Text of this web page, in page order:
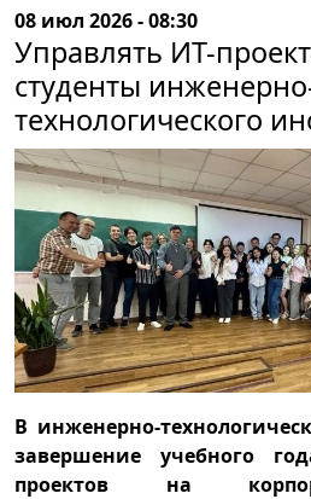
08 июл 2026 - 08:30
Управлять ИТ-
студенты
технологического
В инженерно-
завершение учебного
проектов на